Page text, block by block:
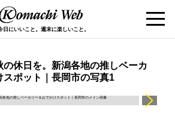
日にいいこと。週末に楽しいこと。
の休日を。新潟各地の推しベーカ
スポット｜長岡市の写真1